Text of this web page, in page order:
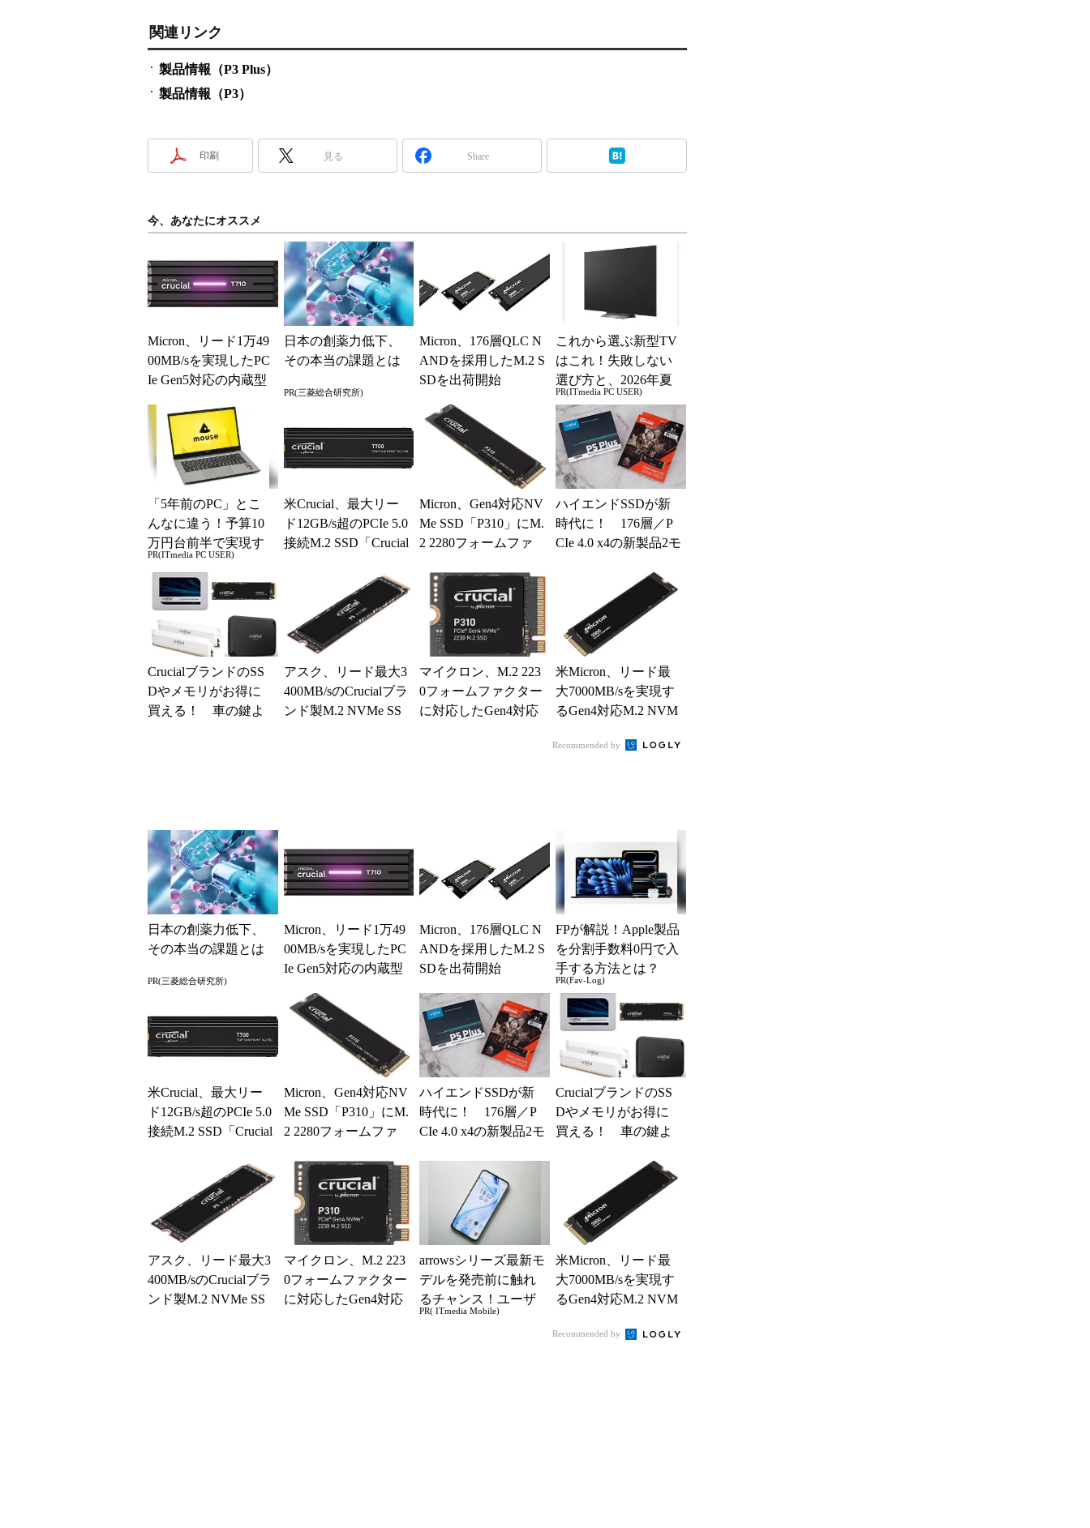
関連リンク
製品情報（P3 Plus）
製品情報（P3）
印刷 見る Share
今、あなたにオススメ
Micron、リード1万49
00MB/sを実現したPC
Ie Gen5対応の内蔵型
日本の創薬力低下、
その本当の課題とは
PR(三菱総合研究所)
Micron、176層QLC N
ANDを採用したM.2 S
SDを出荷開始
これから選ぶ新型TV
はこれ！失敗しない
選び方と、2026年夏
の一押しモデル
PR(ITmedia PC USER)
「5年前のPC」とこ
んなに違う！予算10
万円台前半で実現す
る快適PCライフ
PR(ITmedia PC USER)
米Crucial、最大リー
ド12GB/s超のPCIe 5.0
接続M.2 SSD「Crucial
Micron、Gen4対応NV
Me SSD「P310」にM.
2 2280フォームファ
ハイエンドSSDが新
時代に！ 176層／P
CIe 4.0 x4の新製品2モ
CrucialブランドのSS
Dやメモリがお得に
買える！ 車の鍵よ
アスク、リード最大3
400MB/sのCrucialブラ
ンド製M.2 NVMe SS
マイクロン、M.2 223
0フォームファクター
に対応したGen4対応
米Micron、リード最
大7000MB/sを実現す
るGen4対応M.2 NVM
Recommended by
日本の創薬力低下、
その本当の課題とは
PR(三菱総合研究所)
Micron、リード1万49
00MB/sを実現したPC
Ie Gen5対応の内蔵型
Micron、176層QLC N
ANDを採用したM.2 S
SDを出荷開始
FPが解説！Apple製品
を分割手数料0円で入
手する方法とは？
PR(Fav-Log)
米Crucial、最大リー
ド12GB/s超のPCIe 5.0
接続M.2 SSD「Crucial
Micron、Gen4対応NV
Me SSD「P310」にM.
2 2280フォームファ
ハイエンドSSDが新
時代に！ 176層／P
CIe 4.0 x4の新製品2モ
CrucialブランドのSS
Dやメモリがお得に
買える！ 車の鍵よ
Dで思い出を持ち...
アスク、リード最大3
400MB/sのCrucialブラ
ンド製M.2 NVMe SS
マイクロン、M.2 223
0フォームファクター
に対応したGen4対応
arrowsシリーズ最新モ
デルを発売前に触れ
るチャンス！ユーザ
ー座談会開催
PR( ITmedia Mobile)
米Micron、リード最
大7000MB/sを実現す
るGen4対応M.2 NVM
Recommended by